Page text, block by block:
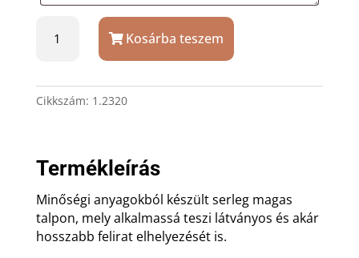
aranyszín
ajándék
Kosárba teszem
Cikkszám: 1.2320
Termékleírás
Minőségi anyagokból készült serleg magas
talpon, mely alkalmassá teszi látványos és akár
hosszabb felirat elhelyezését is.